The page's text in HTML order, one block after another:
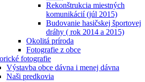
Rekonštrukcia miestných
komunikácií (júl 2015)
Budovanie hasičskej športovej
dráhy ( rok 2014 a 2015)
Okolitá príroda
Fotografie z obce
fotografie
Výstavba obce dávna i menej dávna
Naši predkovia